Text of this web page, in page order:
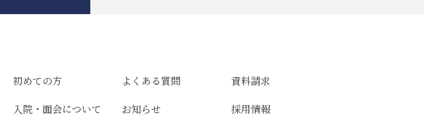
初めての方
入院・面会について
よくある質問
お知らせ
資料請求
採用情報